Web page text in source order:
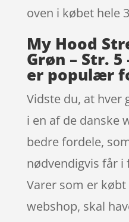
oven i købet hele
My Hood
Grøn – Str.
er populær
Vidste du, at hver
i en af de danske
bedre fordele,
nødvendigvis får i
Varer som er købt
webshop, skal